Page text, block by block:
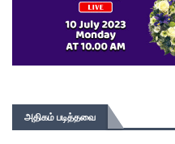
அதிகம் படித்தவை